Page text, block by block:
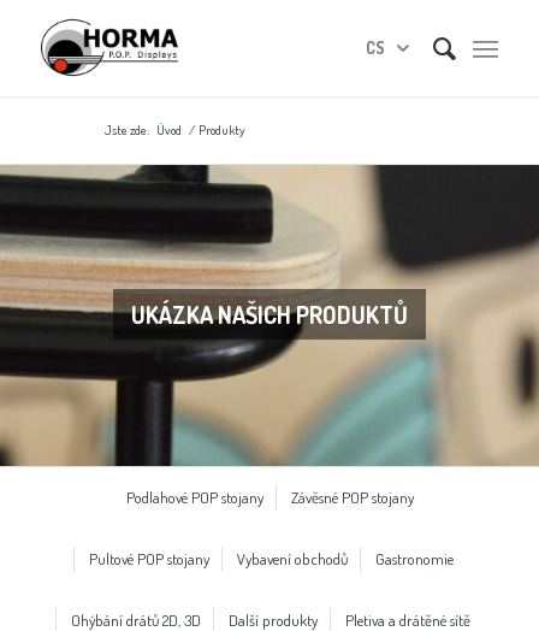
CS
Jste zde: Úvod / Produkty
UKÁZKA NAŠICH PRODUKTŮ
Podlahové POP stojany Závěsné POP stojany
Pultové POP stojany Vybavení obchodů Gastronomie
Ohýbání drátů 2D, 3D Další produkty Pletiva a drátěné sítě